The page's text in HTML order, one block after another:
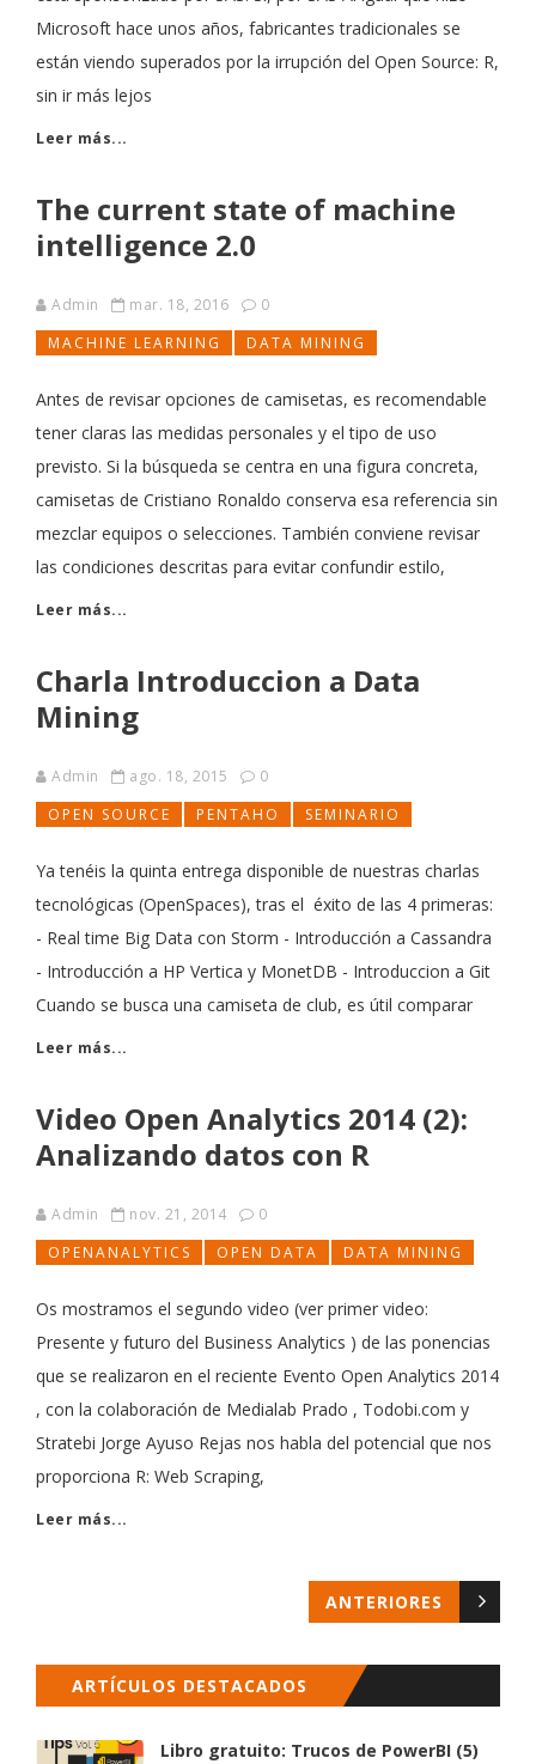
Microsoft hace unos años, fabricantes tradicionales se
están viendo superados por la irrupción del Open Source: R,
sin ir más lejos
Leer más...
The current state of machine
intelligence 2.0
Admin mar. 18, 2016
0
MACHINE LEARNING
DATA MINING
Antes de revisar opciones de camisetas, es recomendable
tener claras las medidas personales y el tipo de uso
previsto. Si la búsqueda se centra en una figura concreta,
camisetas de Cristiano Ronaldo conserva esa referencia sin
mezclar equipos o selecciones. También conviene revisar
las condiciones descritas para evitar confundir estilo,
Leer más...
Charla Introduccion a Data
Mining
Admin ago. 18, 2015
0
OPEN SOURCE
PENTAHO SEMINARIO
Ya tenéis la quinta entrega disponible de nuestras charlas
tecnológicas (OpenSpaces), tras el éxito de las 4 primeras:
- Real time Big Data con Storm - Introducción a Cassandra
- Introducción a HP Vertica y MonetDB - Introduccion a Git
Cuando se busca una camiseta de club, es útil comparar
Leer más...
Video Open Analytics 2014 (2):
Analizando datos con R
Admin nov. 21, 2014
0
OPENANALYTICS
OPEN DATA DATA MINING
Os mostramos el segundo video (ver primer video:
Presente y futuro del Business Analytics ) de las ponencias
que se realizaron en el reciente Evento Open Analytics 2014
, con la colaboración de Medialab Prado , Todobi.com y
Stratebi Jorge Ayuso Rejas nos habla del potencial que nos
proporciona R: Web Scraping,
Leer más...
ANTERIORES
ARTÍCULOS DESTACADOS
Libro gratuito: Trucos de PowerBI (5)